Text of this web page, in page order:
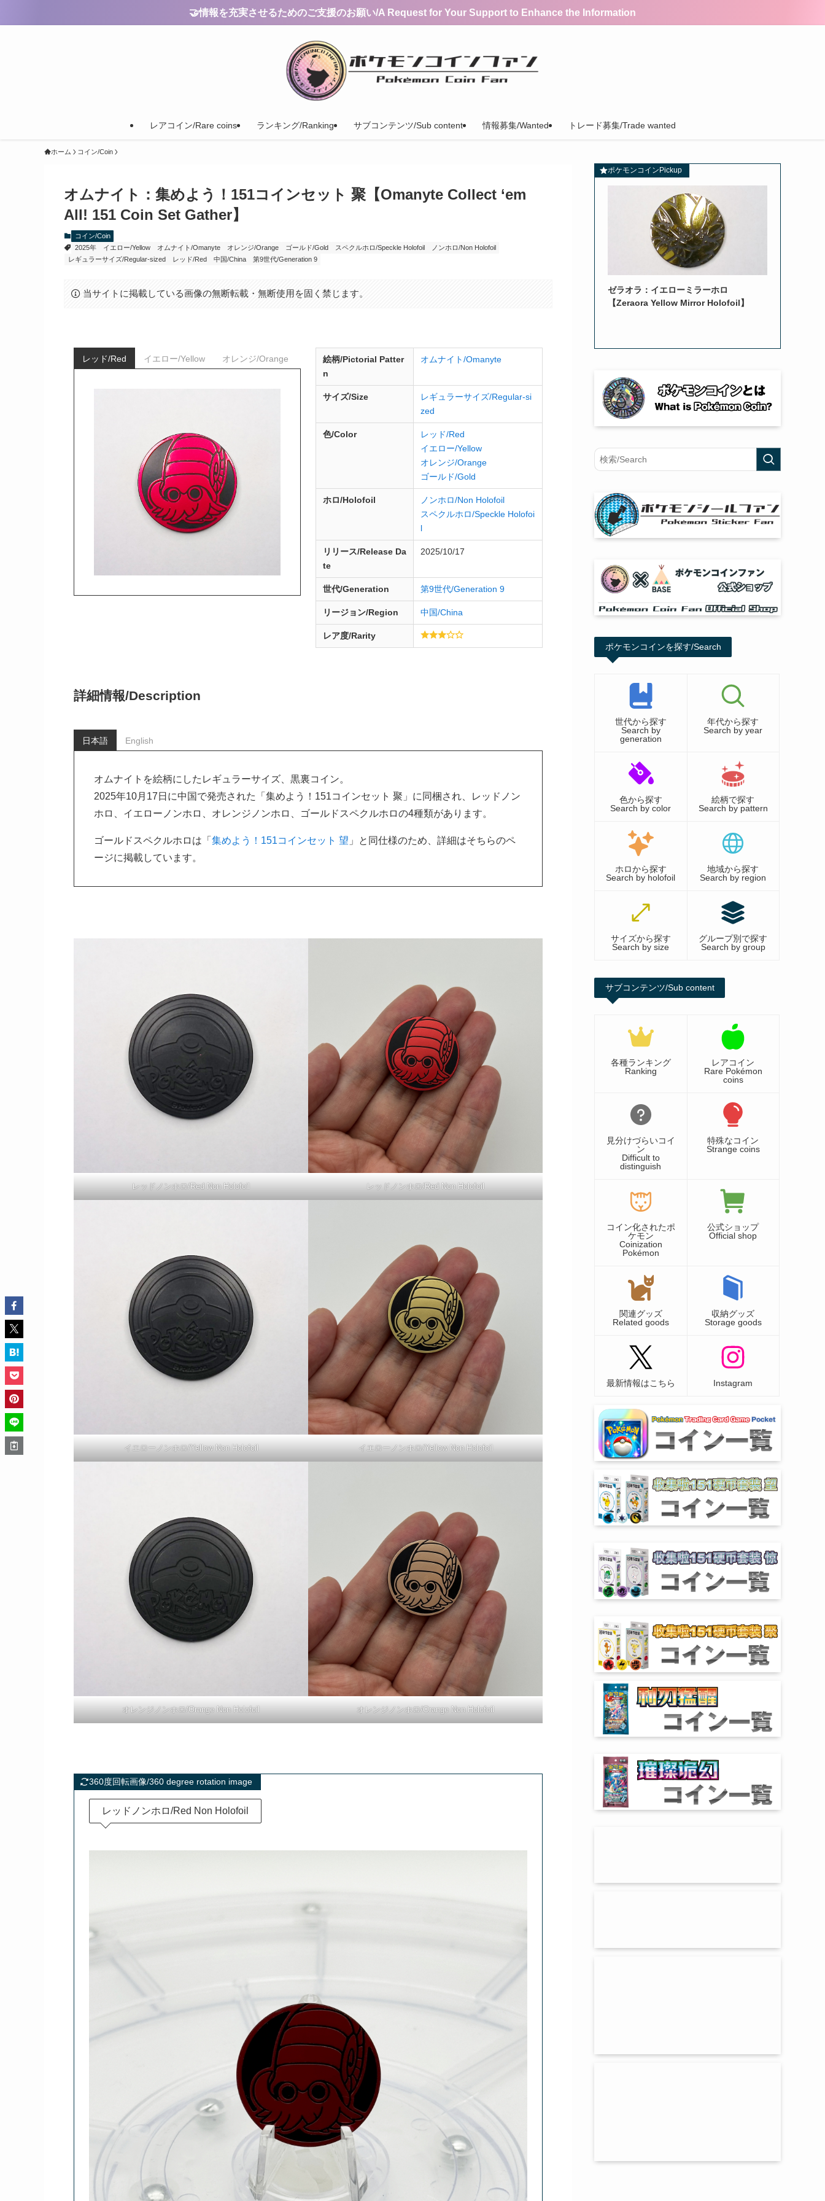
🤝情報を充実させるためのご支援のお願い/A Request for Your Support to Enhance the Information
レアコイン/Rare coins ランキング/Ranking サブコンテンツ/Sub content 情報募集/Wanted トレード募集/Trade wanted
ホーム コイン/Coin
オムナイト：集めよう！151コインセット 聚【Omanyte Collect ‘em
All! 151 Coin Set Gather】
コイン/Coin
2025年
イエロー/Yellow オムナイト/Omanyte オレンジ/Orange ゴールド/Gold スペクルホロ/Speckle Holofoil
ノンホロ/Non Holofoil
レギュラーサイズ/Regular-sized
レッド/Red 中国/China 第9世代/Generation 9
当サイトに掲載している画像の無断転載・無断使用を固く禁じます。
レッド/Red イエロー/Yellow オレンジ/Orange
絵柄/Pictorial Patter
n
オムナイト/Omanyte
サイズ/Size
レギュラーサイズ/Regular-si
zed
色/Color
レッド/Red
イエロー/Yellow
オレンジ/Orange
ゴールド/Gold
ホロ/Holofoil
ノンホロ/Non Holofoil
スペクルホロ/Speckle Holofoi
l
リリース/ReleaseDa
te
2025/10/17
世代/Generation 第9世代/Generation 9
リージョン/Region 中国/China
レア度/Rarity
詳細情報/Description
日本語 English
オムナイトを絵柄にしたレギュラーサイズ、黒裏コイン。
2025年10月17日に中国で発売された「集めよう！151コインセット 聚」に同梱され、レッドノン
ホロ、イエローノンホロ、オレンジノンホロ、ゴールドスペクルホロの4種類があります。
ゴールドスペクルホロは「 集めよう！151コインセット 望 」と同仕様のため、詳細はそちらのペ
ージに掲載しています。
レッドノンホロ/Red Non Holofoil レッドノンホロ/Red Non Holofoil
イエローノンホロ/Yellow Non Holofoil イエローノンホロ/Yellow Non Holofoil
オレンジノンホロ/Orange Non Holofoil オレンジノンホロ/Orange Non Holofoil
360度回転画像/360 degree rotation image
レッドノンホロ/Red Non Holofoil
ポケモンコインPickup
ゼラオラ：イエローミラーホロ
【Zeraora Yellow Mirror Holofoil】
ポケモンコインを探す/Search
世代から探す
Search by
generation
年代から探す
Search by year
色から探す
Search by color
絵柄で探す
Search by pattern
ホロから探す
Search by holofoil
地域から探す
Search by region
サイズから探す
Search by size
グループ別で探す
Search by group
サブコンテンツ/Sub content
各種ランキング
Ranking
レアコイン
Rare Pokémon
coins
見分けづらいコイ
ン
Difficult to
distinguish
特殊なコイン
Strange coins
コイン化されたポ
ケモン
Coinization
Pokémon
公式ショップ
Official shop
関連グッズ
Related goods
収納グッズ
Storage goods
最新情報はこちら Instagram